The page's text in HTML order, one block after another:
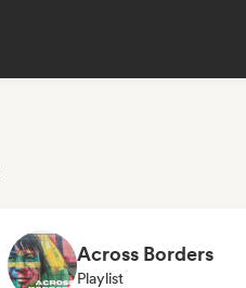
Across Borders
Playlist